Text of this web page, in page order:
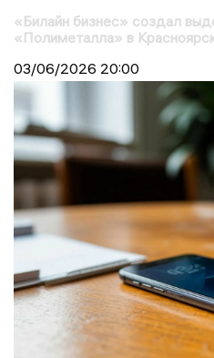
«Билайн бизнес» создал
«Полиметалла» в
03/06/2026 20:00